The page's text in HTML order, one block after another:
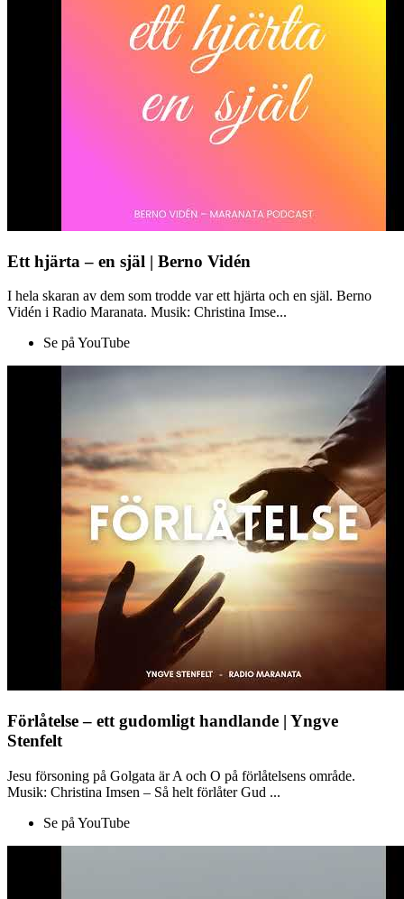
Ett hjärta – en själ | Berno Vidén
I hela skaran av dem som trodde var ett hjärta och en själ. Berno
Vidén i Radio Maranata. Musik: Christina Imse...
Se på YouTube
Förlåtelse – ett gudomligt handlande | Yngve
Stenfelt
Jesu försoning på Golgata är A och O på förlåtelsens område.
Musik: Christina Imsen – Så helt förlåter Gud ...
Se på YouTube